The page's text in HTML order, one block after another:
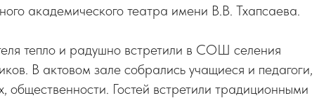
академического театра имени В.В. Тхапсаева.
тепло и радушно встретили в СОШ селения
В актовом зале собрались учащиеся и педагоги,
Гостей встретили традиционными